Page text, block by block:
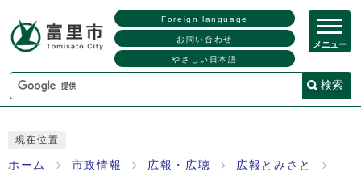
Foreign language
お問い合わせ
やさしい日本語
検索
メニュー
現在位置
ホーム 市政情報 広報・広聴 広報とみさと